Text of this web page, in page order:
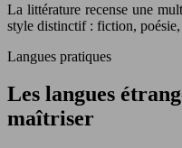
La littérature recense une
style distinctif : fiction,
Langues pratiques
Les langues
maîtriser